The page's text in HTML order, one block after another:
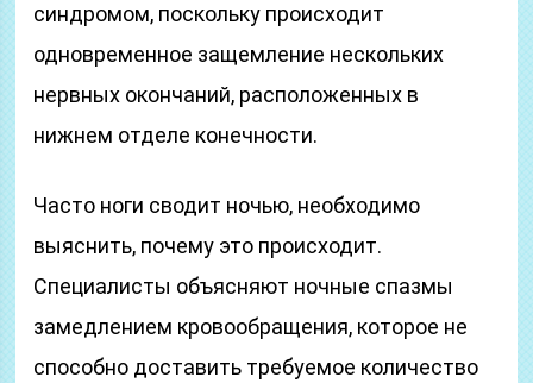
синдромом, поскольку происходит
одновременное защемление нескольких
нервных окончаний, расположенных в
нижнем отделе конечности.
Часто ноги сводит ночью, необходимо
выяснить, почему это происходит.
Специалисты объясняют ночные спазмы
замедлением кровообращения, которое не
способно доставить требуемое количество